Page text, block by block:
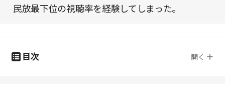
民放最下位の視聴率を経験してしまった。
目次 開く